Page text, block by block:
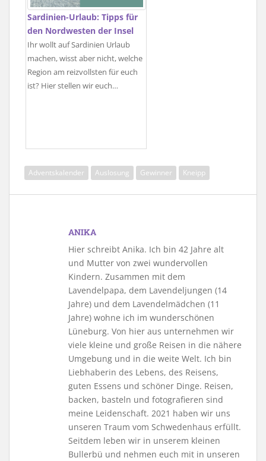
Sardinien-Urlaub: Tipps für
den Nordwesten der Insel
Ihr wollt auf Sardinien Urlaub
machen, wisst aber nicht, welche
Region am reizvollsten für euch
ist? Hier stellen wir euch…
Adventskalender Auslosung Gewinner Kneipp
ANIKA
Hier schreibt Anika. Ich bin 42 Jahre alt
und Mutter von zwei wundervollen
Kindern. Zusammen mit dem
Lavendelpapa, dem Lavendeljungen (14
Jahre) und dem Lavendelmädchen (11
Jahre) wohne ich im wunderschönen
Lüneburg. Von hier aus unternehmen wir
viele kleine und große Reisen in die nähere
Umgebung und in die weite Welt. Ich bin
Liebhaberin des Lebens, des Reisens,
guten Essens und schöner Dinge. Reisen,
backen, basteln und fotografieren sind
meine Leidenschaft. 2021 haben wir uns
unseren Traum vom Schwedenhaus erfüllt.
Seitdem leben wir in unserem kleinen
Bullerbü und nehmen euch mit in unseren